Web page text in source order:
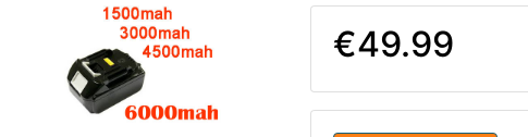
€49.99